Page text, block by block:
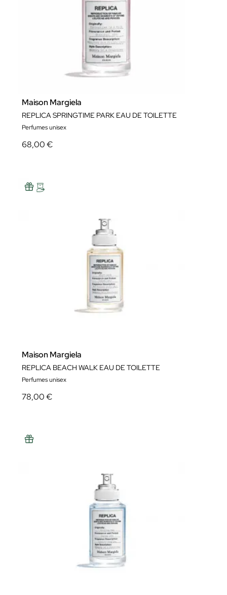
Maison Margiela
REPLICA SPRINGTIME PARK EAU DE TOILETTE
Perfumes unisex
68,00 €
Maison Margiela
REPLICA BEACH WALK EAU DE TOILETTE
Perfumes unisex
78,00 €